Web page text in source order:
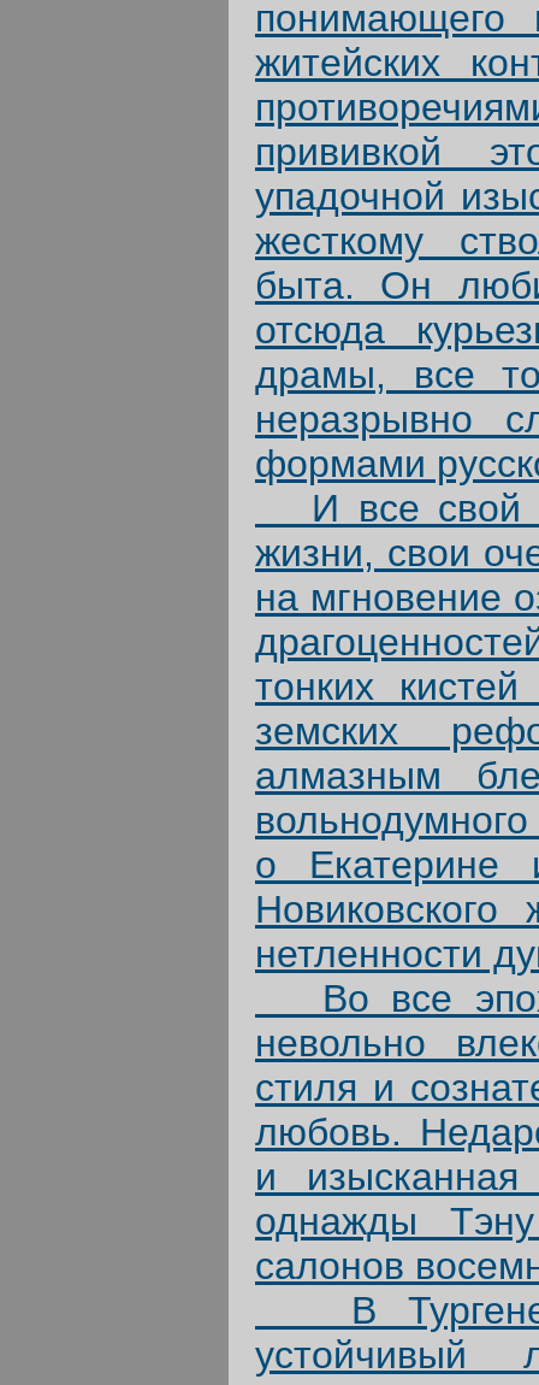
понимающего
житейских
прививкой
упадочной
жесткому
быта. Он
отсюда
драмы, все
неразрывно
формами
И все свой
жизни, свои
на мгновение
тонких
земских
алмазным
о Екатерине
нетленности
Во все
невольно
стиля и
любовь.
и
однажды
салонов
В
устойчивый